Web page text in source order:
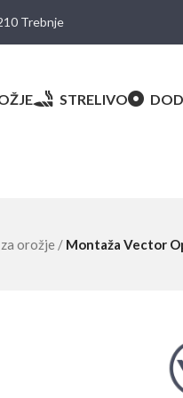
Trebnje
STRELIVO
orožje / Montaža Vector